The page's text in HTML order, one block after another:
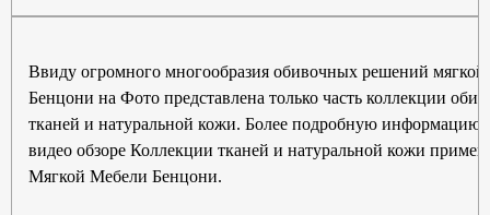
Ввиду огромного многообразия обивочных решений мягкой
Бенцони на Фото представлена только часть коллекции
тканей и натуральной кожи. Более подробную информацию
видео обзоре Коллекции тканей и натуральной кожи
Мягкой Мебели Бенцони.